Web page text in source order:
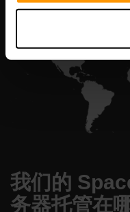
我们的
务器托管在